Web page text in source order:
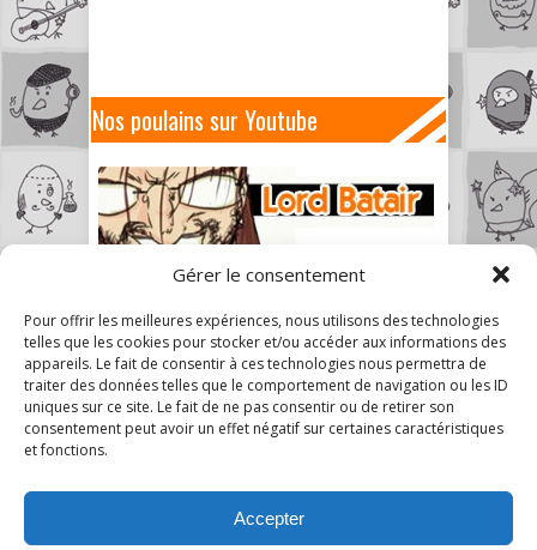
Gérer le consentement
Pour offrir les meilleures expériences, nous utilisons des technologies
telles que les cookies pour stocker et/ou accéder aux informations des
appareils. Le fait de consentir à ces technologies nous permettra de
traiter des données telles que le comportement de navigation ou les ID
uniques sur ce site. Le fait de ne pas consentir ou de retirer son
consentement peut avoir un effet négatif sur certaines caractéristiques
et fonctions.
Accepter
Nos poulains sur Youtube